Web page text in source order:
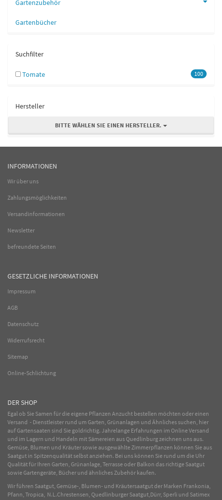
Gartenzubehör
Gartenbücher
Suchfilter
100
Tomate
Hersteller
BITTE WÄHLEN SIE EINEN HERSTELLER.
INFORMATIONEN
Wir über uns
Zahlungsmöglichkeiten
Versandinformationen
Newsletter
befreundete Seiten
GESETZLICHE INFORMATIONEN
Impressum
AGB
Datenschutz
Widerrufsrecht
Sitemap
Online-Schlichtung
DER SHOP
Egal ob Sie Samen für die eigene Pflanzen Anzucht bestellen möchten oder einen
Versand - Dienstleister rund um Garten, Grünanlagen und Ähnliches suchen, hier
auf Gartensaaten sind Sie goldrichtig. Jahrelange Erfahrungen im OnlineVersand
und im Lagern und Handeln mit Sämereien aus Quedlinburg zeichnen uns aus.
Gemüse, Blumen und Kräuter sowie ausgewählteZimmerpflanzen können Sie aus
Saatgut in Spitzenqualität selbst anziehen. Bei uns können Sie rund um die Uhr
Qualität für Ihren Garten, Grünanlage, Terrasse oder Balkon das richtige Saatgut
sowie Gartengeräte, Bücher und ähnliches Zubehör kaufen.
Wir führen Saatgut, Gemüse-, Blumen- und Kräutersaatgut der Marken Frankonia,
Pfann, Tropica, N.L.Chrestensen, Quedlinburger Saatgut,Dürr, Sperli und Satimex